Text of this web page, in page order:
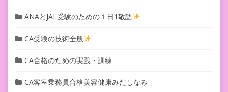
ANAとJAL受験のための１日1敬語
CA受験の技術全般
CA合格のための実践・訓練
CA客室乗務員合格美容健康みだしなみ